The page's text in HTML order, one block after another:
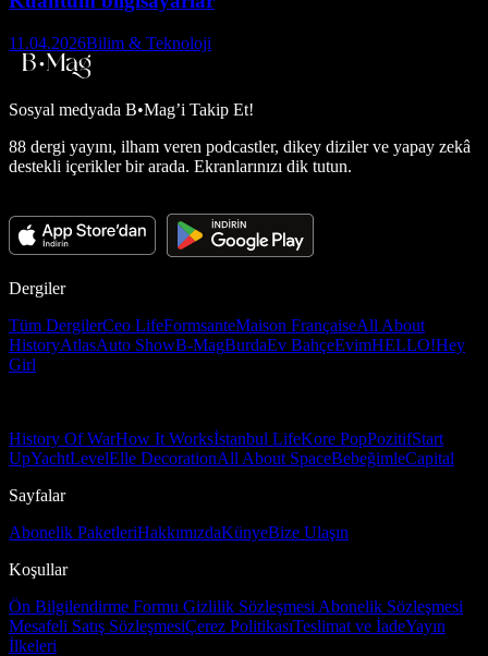
11.04.2026Bilim & Teknoloji
Sosyal medyada B•Mag’i Takip Et!
88 dergi yayını, ilham veren podcastler, dikey diziler ve yapay zekâ
destekli içerikler bir arada. Ekranlarınızı dik tutun.
Dergiler
Tüm DergilerCeo LifeFormsanteMaison FrançaiseAll About
HistoryAtlasAuto ShowB-MagBurdaEv BahçeEvimHELLO!Hey
Girl
History Of WarHow It Worksİstanbul LifeKore PopPozitifStart
UpYachtLevelElle DecorationAll About SpaceBebeğimleCapital
Sayfalar
Abonelik PaketleriHakkımızdaKünyeBize Ulaşın
Koşullar
Ön Bilgilendirme Formu Gizlilik Sözleşmesi Abonelik Sözleşmesi
Mesafeli Satış SözleşmesiÇerez PolitikasıTeslimat ve İadeYayın
İlkeleri